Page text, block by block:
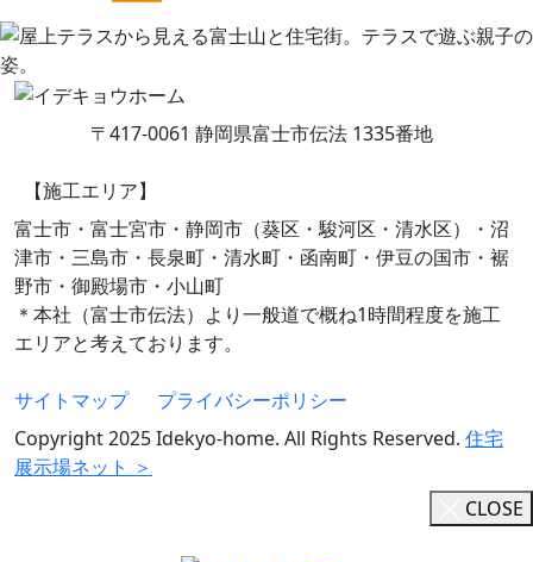
〒417-0061 静岡県富士市伝法 1335番地
【施工エリア】
富士市・富士宮市・静岡市（葵区・駿河区・清水区）・沼
津市・三島市・長泉町・清水町・函南町・伊豆の国市・裾
野市・御殿場市・小山町
＊本社（富士市伝法）より一般道で概ね1時間程度を施工
エリアと考えております。
サイトマップ
プライバシーポリシー
Copyright 2025 Idekyo-home. All Rights Reserved. 住宅
展示場ネット ＞
CLOSE